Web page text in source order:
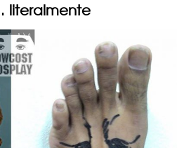
literalmente